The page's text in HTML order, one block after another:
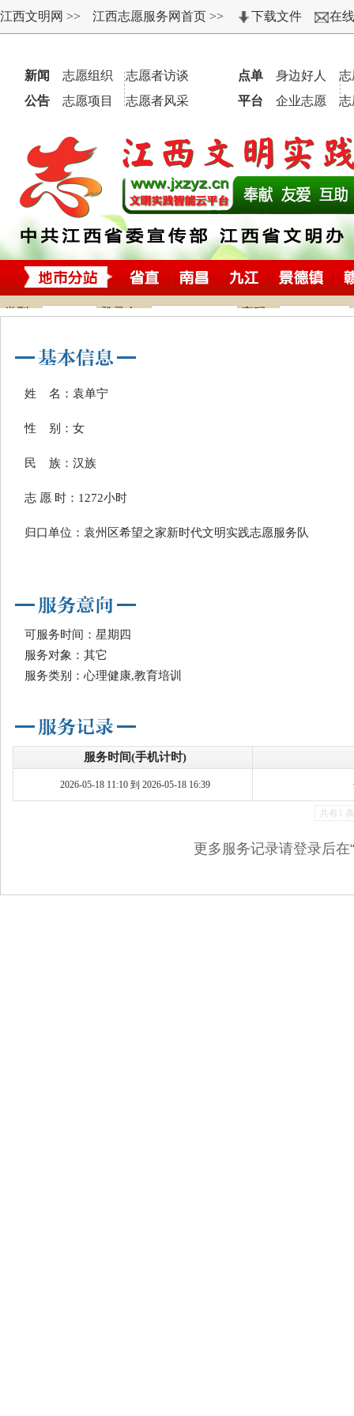
姓 名：袁单宁
性 别：女
民 族：汉族
志 愿 时：1272小时
归口单位：袁州区希望之家新时代文明实践志愿服务队
可服务时间：星期四
服务对象：其它
服务类别：心理健康,教育培训